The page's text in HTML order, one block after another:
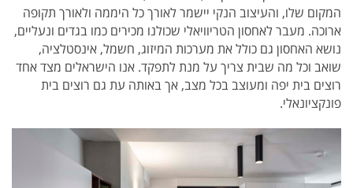
המקום שלו, והעיצוב הנקי יישמר לאורך כל היממה ולאורך תקופה
ארוכה. מעבר לאחסון הטריוויאלי שכולנו מכירים כמו בגדים ונעליים,
נושא האחסון גם כולל את מערכות המיזוג, חשמל, אינסטלציה,
שואב וכל מה שבית צריך על מנת לתפקד. אנו הישראלים מצד אחד
רוצים בית יפה ומעוצב בכל מצב, אך באותה עת גם רוצים בית
פונקציונאלי.